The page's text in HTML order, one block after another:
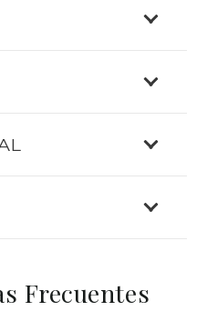
Frecuentes